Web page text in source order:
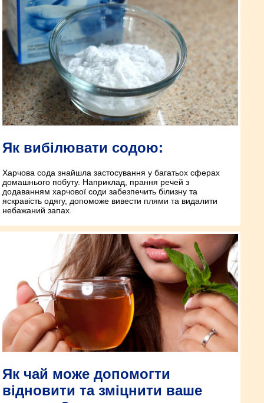
Як вибілювати содою:
Харчова сода знайшла застосування у багатьох сферах
домашнього побуту. Наприклад, прання речей з
додаванням харчової соди забезпечить білизну та
яскравість одягу, допоможе вивести плями та видалити
небажаний запах.
Як чай може допомогти
відновити та зміцнити ваше